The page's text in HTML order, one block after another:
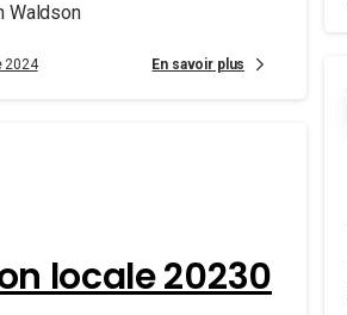
Waldson
2024 En savoir plus
locale 20230